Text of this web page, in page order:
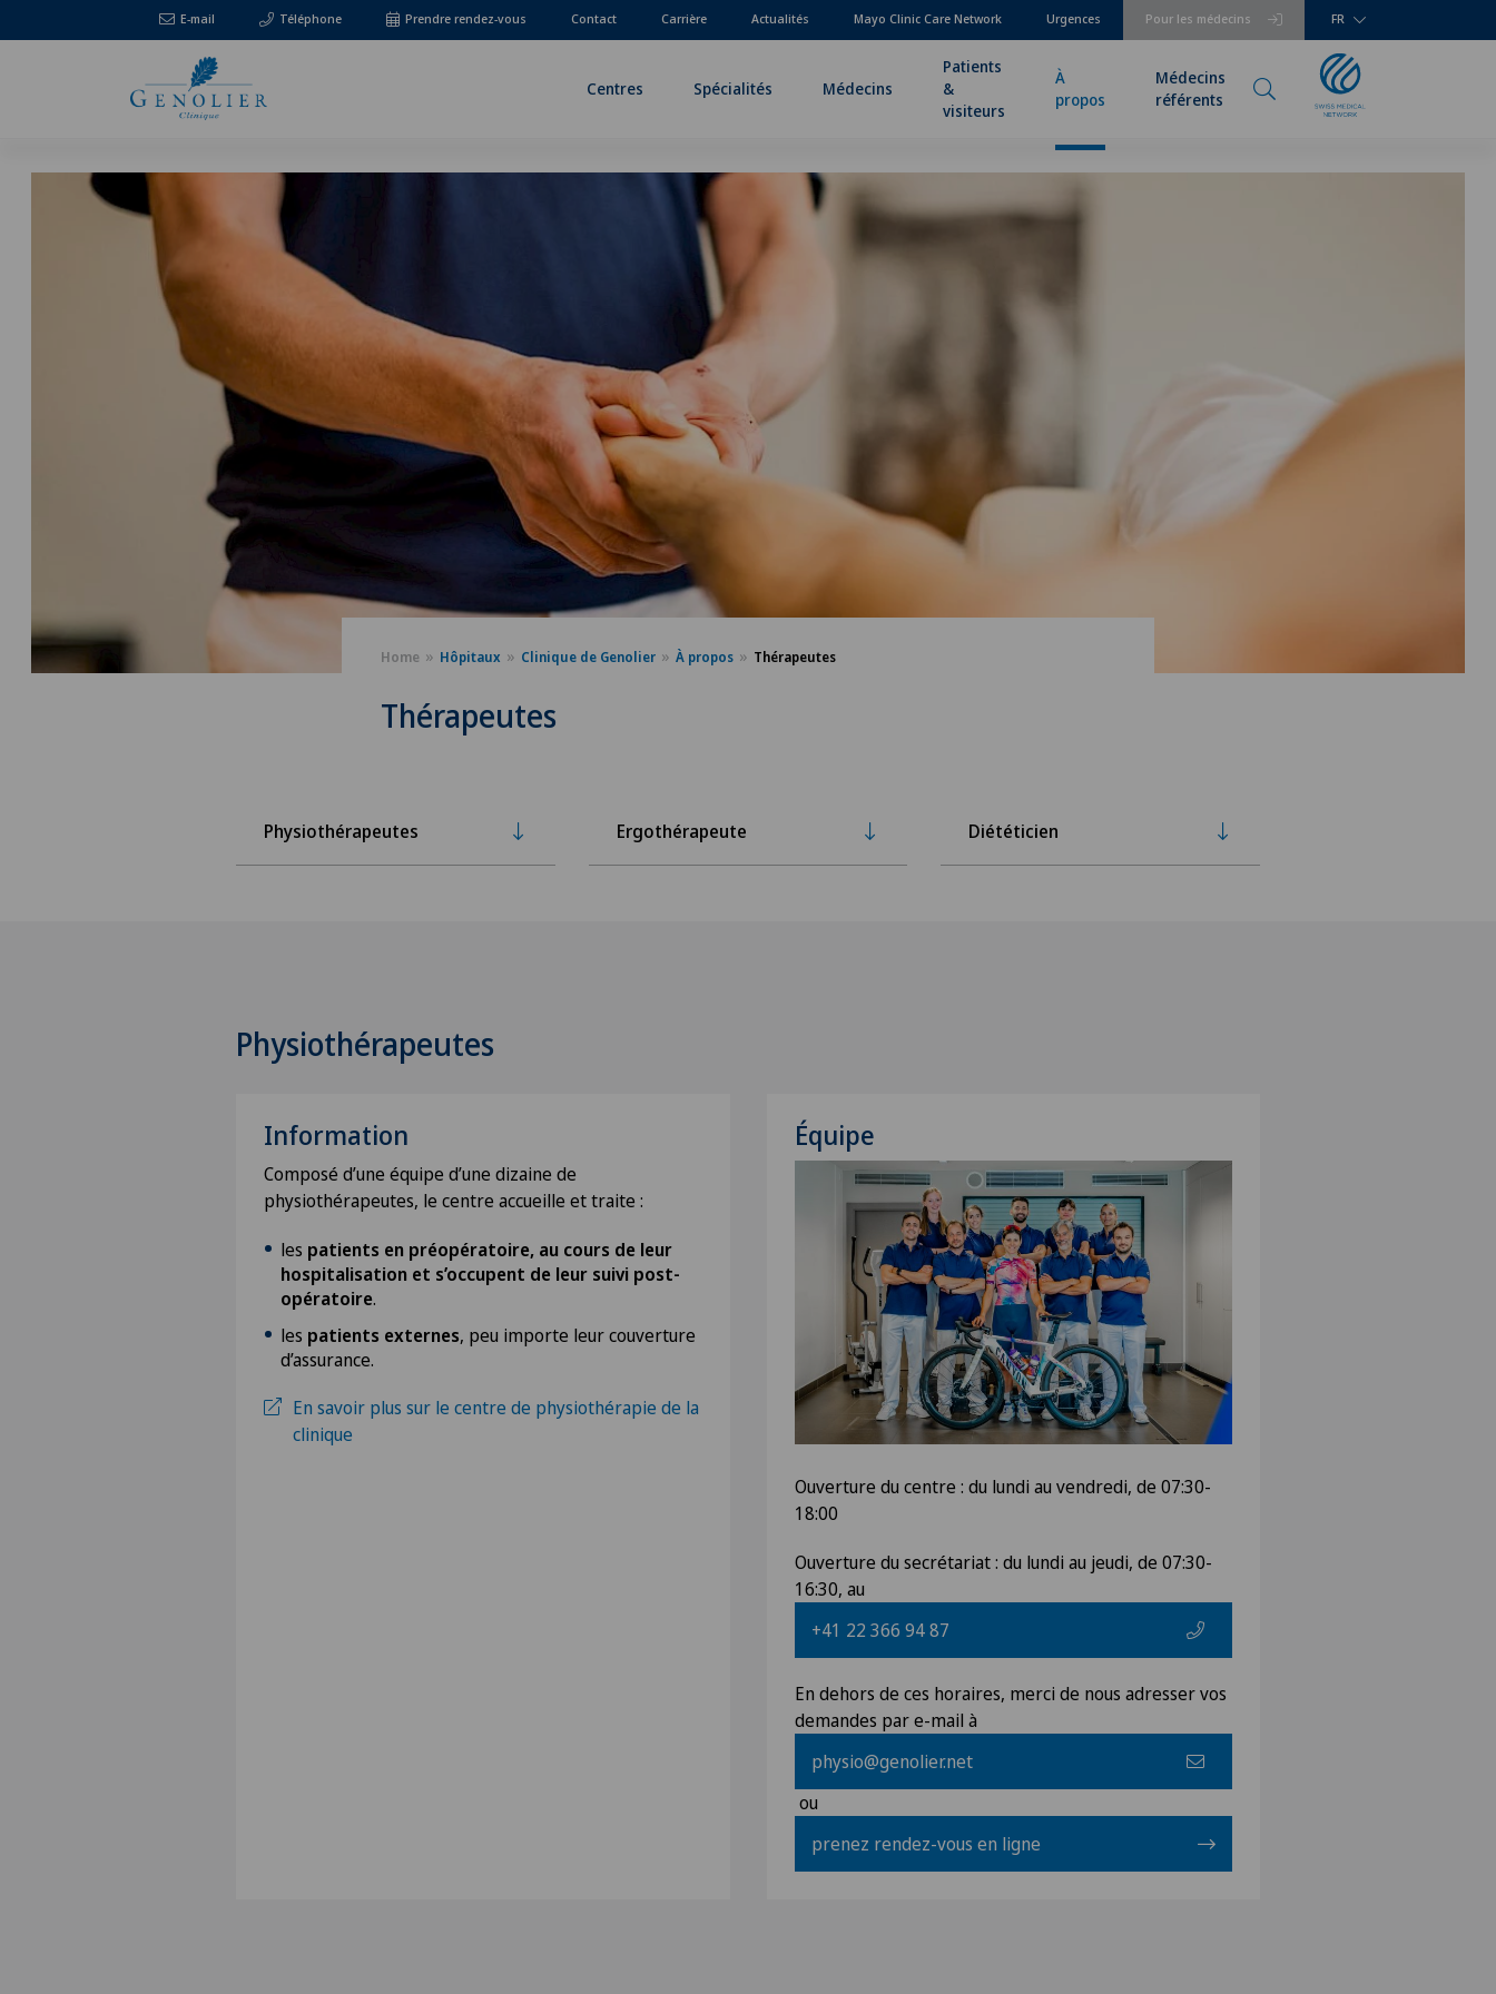
E-mail Téléphone Pour les médecins
Prendre rendez-vous Contact Carrière Actualités Mayo Clinic Care Network Urgences FR
Centres Spécialités Médecins
Patients
&
visiteurs
À
propos
Médecins
référents
Home Hôpitaux Clinique de Genolier À propos Thérapeutes
Thérapeutes
Physiothérapeutes Ergothérapeute Diététicien
Physiothérapeutes
Information
Composé d’une équipe d’une dizaine de
physiothérapeutes, le centre accueille et traite :
les patients en préopératoire, au cours de leur
hospitalisation et s’occupent de leur suivi post-
opératoire.
les patients externes, peu importe leur couverture
d’assurance.
En savoir plus sur le centre de physiothérapie de la
clinique
Équipe
Ouverture du centre : du lundi au vendredi, de 07:30-
18:00
Ouverture du secrétariat : du lundi au jeudi, de 07:30-
16:30, au
+41 22 366 94 87
En dehors de ces horaires, merci de nous adresser vos
demandes par e-mail à
physio@genolier.net
ou
prenez rendez-vous en ligne